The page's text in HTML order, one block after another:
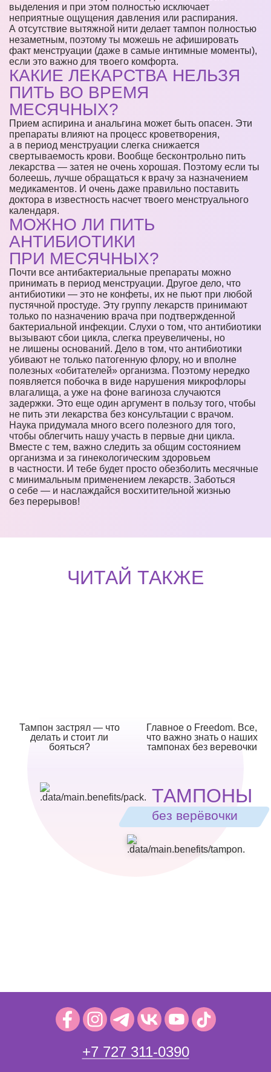
выделения и при этом полностью исключает
неприятные ощущения давления или распирания.
А отсутствие вытяжной нити делает тампон полностью
незаметным, поэтому ты можешь не афишировать
факт менструации (даже в самые интимные моменты),
если это важно для твоего комфорта.
КАКИЕ ЛЕКАРСТВА НЕЛЬЗЯ
ПИТЬ ВО ВРЕМЯ
МЕСЯЧНЫХ?
Прием аспирина и анальгина может быть опасен. Эти
препараты влияют на процесс кроветворения,
а в период менструации слегка снижается
свертываемость крови. Вообще бесконтрольно пить
лекарства — затея не очень хорошая. Поэтому если ты
болеешь, лучше обращаться к врачу за назначением
медикаментов. И очень даже правильно поставить
доктора в известность насчет твоего менструального
календаря.
МОЖНО ЛИ ПИТЬ
АНТИБИОТИКИ
ПРИ МЕСЯЧНЫХ?
Почти все антибактериальные препараты можно
принимать в период менструации. Другое дело, что
антибиотики — это не конфеты, их не пьют при любой
пустячной простуде. Эту группу лекарств принимают
только по назначению врача при подтвержденной
бактериальной инфекции. Слухи о том, что антибиотики
вызывают сбои цикла, слегка преувеличены, но
не лишены оснований. Дело в том, что антибиотики
убивают не только патогенную флору, но и вполне
полезных «обитателей» организма. Поэтому нередко
появляется побочка в виде нарушения микрофлоры
влагалища, а уже на фоне вагиноза случаются
задержки. Это еще один аргумент в пользу того, чтобы
не пить эти лекарства без консультации с врачом.
Наука придумала много всего полезного для того,
чтобы облегчить нашу участь в первые дни цикла.
Вместе с тем, важно следить за общим состоянием
организма и за гинекологическим здоровьем
в частности. И тебе будет просто обезболить месячные
с минимальным применением лекарств. Заботься
о себе — и наслаждайся восхитительной жизнью
без перерывов!
ЧИТАЙ ТАКЖЕ
Тампон застрял — что
делать и стоит ли
бояться?
Главное о Freedom. Все,
что важно знать о наших
тампонах без веревочки
ТАМПОНЫ
без верёвочки
+7 727 311-0390